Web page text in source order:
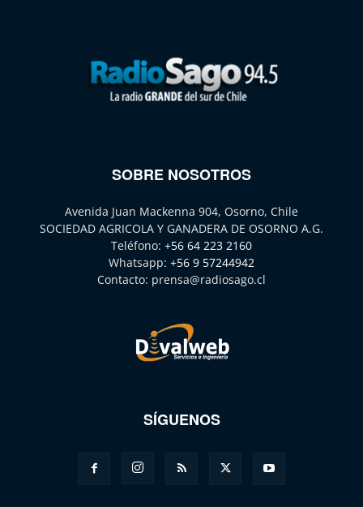
SOBRE NOSOTROS
Avenida Juan Mackenna 904, Osorno, Chile
SOCIEDAD AGRICOLA Y GANADERA DE OSORNO A.G.
Teléfono: +56 64 223 2160
Whatsapp: +56 9 57244942
Contacto: prensa@radiosago.cl
SÍGUENOS